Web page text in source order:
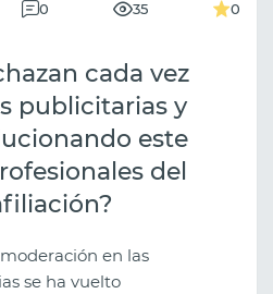
0 35 0
cada vez
publicitarias y
este
del
en las
se ha vuelto